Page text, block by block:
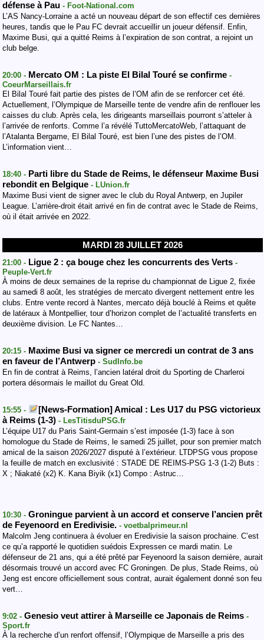
défense à Pau - Foot-National.com
L’AS Nancy-Lorraine a acté un nouveau départ de son effectif ces dernières
heures, tandis que le Pau FC devrait accueillir un joueur défensif. Enfin,
Maxime Busi, qui a quitté Reims à l’expiration de son contrat, a rejoint un
club belge.
20:00 - Mercato OM : La piste El Bilal Touré se confirme -
CoeurMarseillais.fr
El Bilal Touré fait partie des pistes de l’OM afin de se renforcer cet été.
Actuellement, l’Olympique de Marseille tente de vendre afin de renflouer les
caisses du club. Après cela, les dirigeants marseillais pourront s’atteler à
l’arrivée de renforts. Comme l’a révélé TuttoMercatoWeb, l’attaquant de
l’Atalanta Bergame, El Bilal Touré, est bien l’une des pistes de l’OM.
L’information vient…
18:40 - Parti libre du Stade de Reims, le défenseur Maxime Busi
rebondit en Belgique - LUnion.fr
Maxime Busi vient de signer avec le club du Royal Antwerp, en Jupiler
League. L’arrière-droit était arrivé en fin de contrat avec le Stade de Reims,
où il était arrivée en 2022.
MARDI 28 JUILLET 2026
21:00 - Ligue 2 : ça bouge chez les concurrents des Verts -
Peuple-Vert.fr
À moins de deux semaines de la reprise du championnat de Ligue 2, fixée
au samedi 8 août, les stratégies de mercato divergent nettement entre les
clubs. Entre vente record à Nantes, mercato déjà bouclé à Reims et quête
de latéraux à Montpellier, tour d’horizon complet de l’actualité transferts en
deuxième division. Le FC Nantes…
20:15 - Maxime Busi va signer ce mercredi un contrat de 3 ans
en faveur de l’Antwerp - SudInfo.be
En fin de contrat à Reims, l’ancien latéral droit du Sporting de Charleroi
portera désormais le maillot du Great Old.
15:55 -
[News-Formation] Amical : Les U17 du PSG victorieux
à Reims (1-3) - LesTitisduPSG.fr
L’équipe U17 du Paris Saint-Germain s’est imposée (1-3) face à son
homologue du Stade de Reims, le samedi 25 juillet, pour son premier match
amical de la saison 2026/2027 disputé à l’extérieur. LTDPSG vous propose
la feuille de match en exclusivité : STADE DE REIMS-PSG 1-3 (1-2) Buts :
X ; Niakaté (x2) K. Kana Biyik (x1) Compo : Astruc…
10:30 - Groningue parvient à un accord et conserve l’ancien prêt
de Feyenoord en Eredivisie. - voetbalprimeur.nl
Malcolm Jeng continuera à évoluer en Eredivisie la saison prochaine. C’est
ce qu’a rapporté le quotidien suédois Expressen ce mardi matin. Le
défenseur de 21 ans, qui a été prêté par Feyenoord la saison dernière, aurait
désormais trouvé un accord avec FC Groningen. De plus, Stade Reims, où
Jeng est encore officiellement sous contrat, aurait également donné son feu
vert…
9:02 - Genesio veut attirer à Marseille ce Japonais de Reims -
Sport.fr
À la recherche d’un renfort offensif, l’Olympique de Marseille a pris des